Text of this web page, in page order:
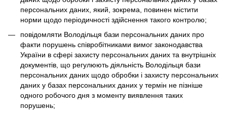
персональних даних, який, зокрема, повинен містити
норми щодо періодичності здійснення такого контролю;
повідомляти Володільця бази персональних даних про
факти порушень співробітниками вимог законодавства
України в сфері захисту персональних даних та внутрішніх
документів, що регулюють діяльність Володільця бази
персональних даних щодо обробки і захисту персональних
даних у базах персональних даних у термін не пізніше
одного робочого дня з моменту виявлення таких
порушень;